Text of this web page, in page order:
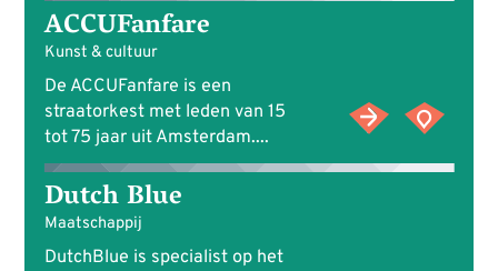
ACCUFanfare
Kunst & cultuur
De ACCUFanfare is een
straatorkest met leden van 15
tot 75 jaar uit Amsterdam....
Dutch Blue
Maatschappij
DutchBlue is specialist op het